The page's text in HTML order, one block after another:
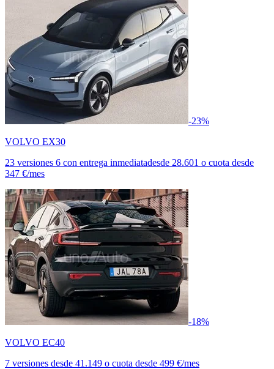
-23%
VOLVO EX30
23 versiones 6 con entrega inmediatadesde 28.601 o cuota desde
347 €/mes
-18%
VOLVO EC40
7 versiones desde 41.149 o cuota desde 499 €/mes